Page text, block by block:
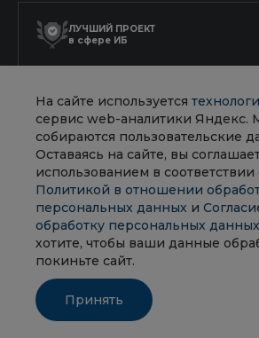
ЛУЧШИЙ ПРОЕКТ
в сфере ИБ
АККРЕДИТОВАННАЯ
ИТ-КОМПАНИЯ
© 2026 ООО Инсайдер. Все права
Политика в отношении обработки
Согласие на обработку персональных
Согласие на получение рекламной
Положение об обработке файлов
На сайте используется
сервис web-аналитики Яндекс.
собираются пользовательские
Оставаясь на сайте, вы
использованием в
Политикой в отношении
персональных данных и
обработку персональных данных
хотите, чтобы ваши данные
покиньте сайт.
Принять